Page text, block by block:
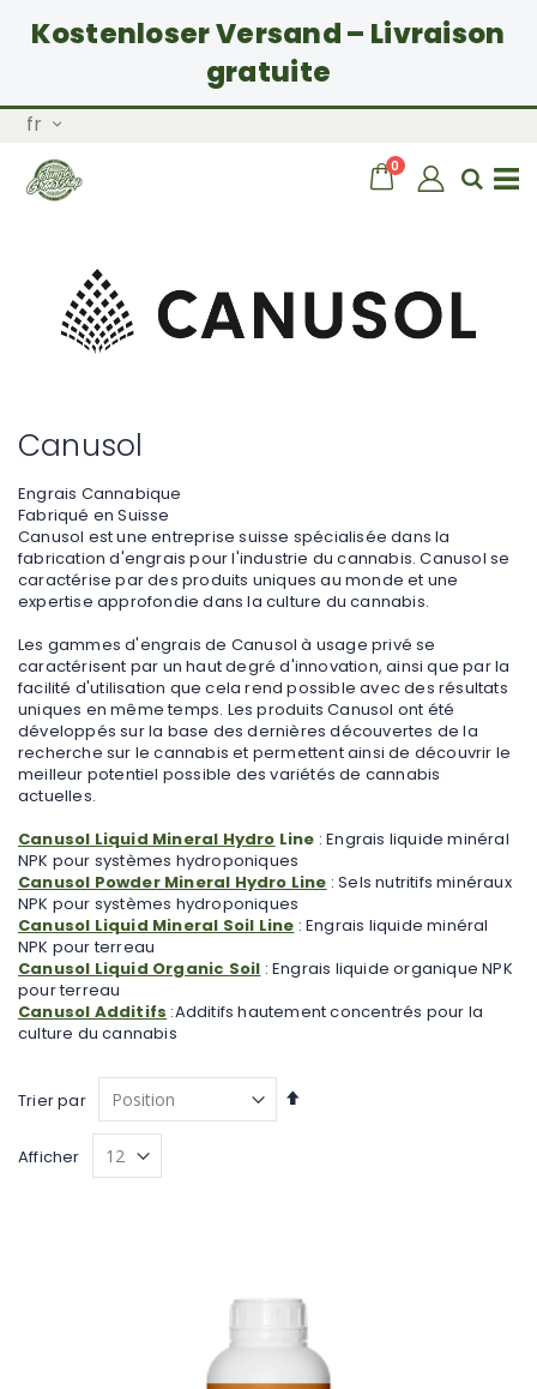
Kostenloser Versand – Livraison
gratuite
Allez
contenu
Langue
fr
Chariot
0 articles
Canusol
Engrais Cannabique
Fabriqué en Suisse
Canusol est une entreprise suisse spécialisée dans la
fabrication d'engrais pour l'industrie du cannabis. Canusol se
caractérise par des produits uniques au monde et une
expertise approfondie dans la culture du cannabis.
Les gammes d'engrais de Canusol à usage privé se
caractérisent par un haut degré d'innovation, ainsi que par la
facilité d'utilisation que cela rend possible avec des résultats
uniques en même temps. Les produits Canusol ont été
développés sur la base des dernières découvertes de la
recherche sur le cannabis et permettent ainsi de découvrir le
meilleur potentiel possible des variétés de cannabis
actuelles.
Canusol Liquid Mineral Hydro Line : Engrais liquide minéral
NPK pour systèmes hydroponiques
Canusol Powder Mineral Hydro Line : Sels nutritifs minéraux
NPK pour systèmes hydroponiques
Canusol Liquid Mineral Soil Line : Engrais liquide minéral
NPK pour terreau
Canusol Liquid Organic Soil : Engrais liquide organique NPK
pour terreau
Canusol Additifs :Additifs hautement concentrés pour la
culture du cannabis
Trier par
Par
Afficher